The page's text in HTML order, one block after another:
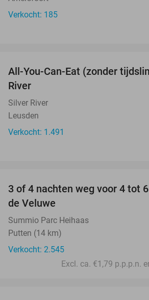
Verkocht: 185
All-You-Can-Eat (zonder
River
Silver River
Leusden
Verkocht: 1.491
3 of 4 nachten weg voor 4 tot
de Veluwe
Summio Parc Heihaas
Putten (14 km)
Verkocht: 2.545
Excl. ca. €1,79 p.p.p.n.